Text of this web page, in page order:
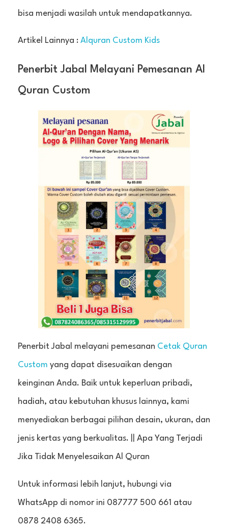
bisa menjadi wasilah untuk mendapatkannya.
Artikel Lainnya : Alquran Custom Kids
Penerbit Jabal Melayani Pemesanan Al
Quran Custom
Penerbit Jabal melayani pemesanan Cetak Quran
Custom yang dapat disesuaikan dengan
keinginan Anda. Baik untuk keperluan pribadi,
hadiah, atau kebutuhan khusus lainnya, kami
menyediakan berbagai pilihan desain, ukuran, dan
jenis kertas yang berkualitas. || Apa Yang Terjadi
Jika Tidak Menyelesaikan Al Quran
Untuk informasi lebih lanjut, hubungi via
WhatsApp di nomor ini 087777 500 661 atau
0878 2408 6365.